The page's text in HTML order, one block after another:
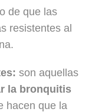
de que las
resistentes al
son aquellas
la bronquitis
hacen que la